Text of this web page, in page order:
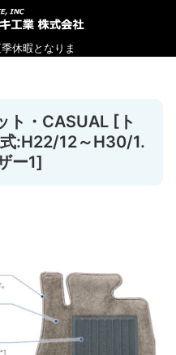
ト・CASUAL [ト
:H22/12～H30/1.
ー1]